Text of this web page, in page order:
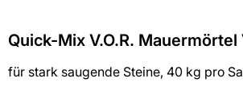
Quick-Mix V.O.R. Mauermörtel
für stark saugende Steine, 40 kg pro